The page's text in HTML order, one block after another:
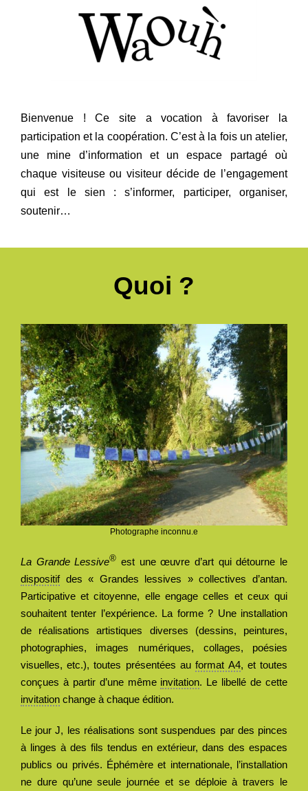
Nous contacter
Bienvenue ! Ce site a vocation à favoriser la
participation et la coopération. C’est à la fois un atelier,
une mine d’information et un espace partagé où
chaque visiteuse ou visiteur décide de l’engagement
qui est le sien : s’informer, participer, organiser,
soutenir…
Quoi ?
Photographe inconnu.e
La Grande Lessive® est une œuvre d’art qui détourne le
dispositifdes « Grandes lessives » collectives d’antan.
Participative et citoyenne, elle engage celles et ceux qui
souhaitent tenter l’expérience. La forme ? Une installation
de réalisations artistiques diverses (dessins, peintures,
photographies, images numériques, collages, poésies
visuelles, etc.), toutes présentées auformat A4, et toutes
conçues à partir d’une même invitation. Le libellé de cette
invitationchange à chaque édition.
Le jour J, les réalisations sont suspendues par des pinces
à linges à des fils tendus en extérieur, dans des espaces
publics ou privés. Éphémère et internationale, l’installation
ne dure qu’une seule journée et se déploie à travers le